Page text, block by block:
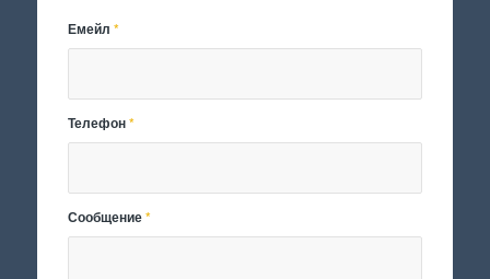
Емейл*
Телефон*
Сообщение*